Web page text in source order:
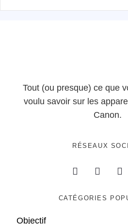
Tout (ou presque) ce que
voulu savoir sur les
Canon.
RÉSEAUX
CATÉGORIES
Objectif